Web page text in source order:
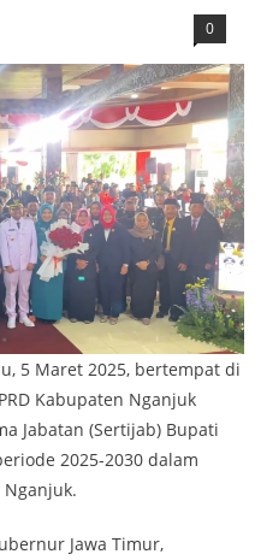
0
5 Maret 2025, bertempat di
Kabupaten Nganjuk
Jabatan (Sertijab) Bupati
2025-2030 dalam
Jawa Timur,